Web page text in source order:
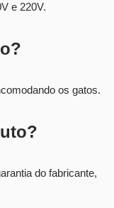
e 220V.
os gatos.
do fabricante,